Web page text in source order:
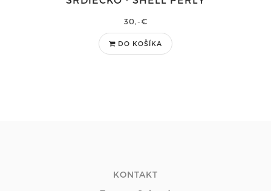
30,-€
DO KOŠÍKA
KONTAKT